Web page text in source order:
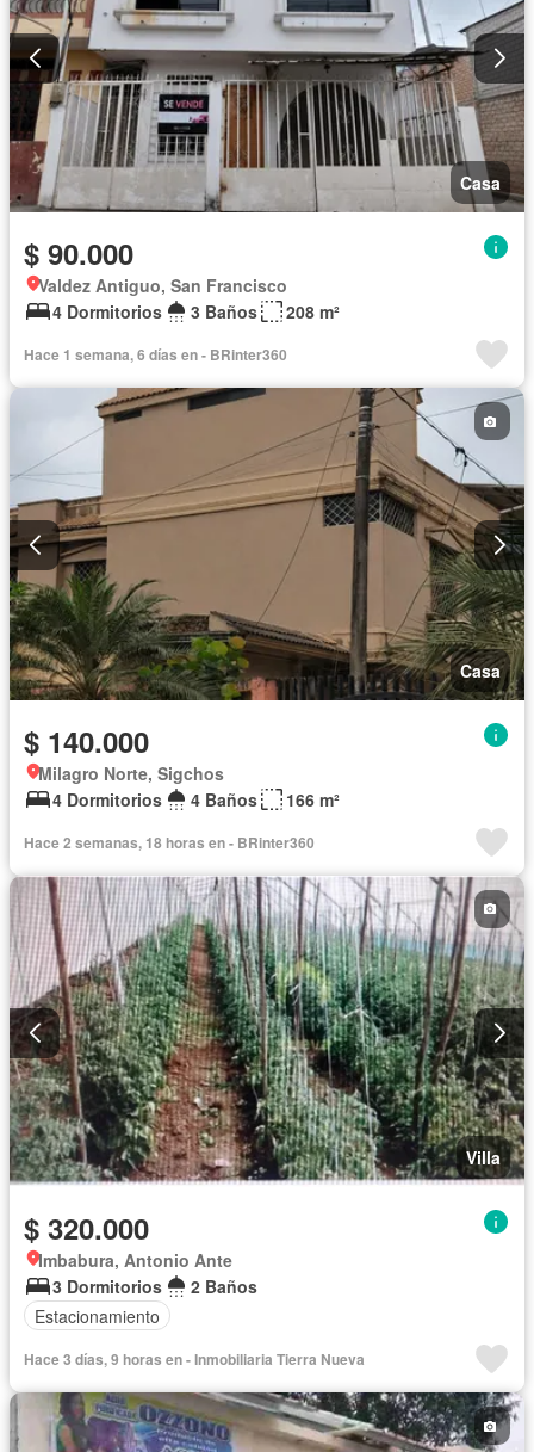
Casa
$ 90.000
Valdez Antiguo, San Francisco
4 Dormitorios
3 Baños 208 m²
Hace 1 semana, 6 días en - BRinter360
Casa
$ 140.000
Milagro Norte, Sigchos
4 Dormitorios
4 Baños 166 m²
Hace 2 semanas, 18 horas en - BRinter360
Villa
$ 320.000
Imbabura, Antonio Ante
3 Dormitorios
2 Baños
Estacionamiento
Hace 3 días, 9 horas en - Inmobiliaria Tierra Nueva